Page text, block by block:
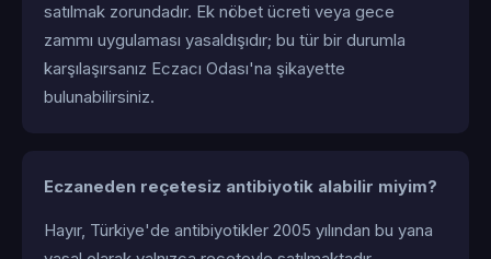
satılmak zorundadır. Ek nöbet ücreti veya gece
zammı uygulaması yasaldışıdır; bu tür bir durumla
karşılaşırsanız Eczacı Odası'na şikayette
bulunabilirsiniz.
Eczaneden reçetesiz antibiyotik alabilir miyim?
Hayır, Türkiye'de antibiyotikler 2005 yılından bu yana